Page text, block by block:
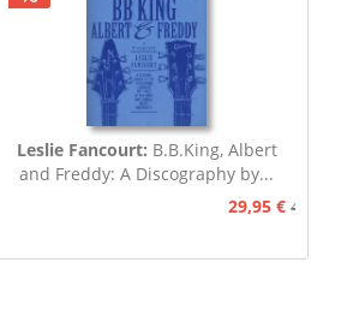
Leslie Fancourt: B.B.King, Albert
and Freddy: A Discography by...
29,95 € 49,95 €